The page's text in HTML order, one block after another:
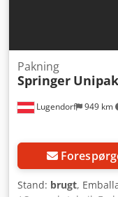
Lugendorf 949 km
Pakning
Springer Unipak
Stand: brugt,